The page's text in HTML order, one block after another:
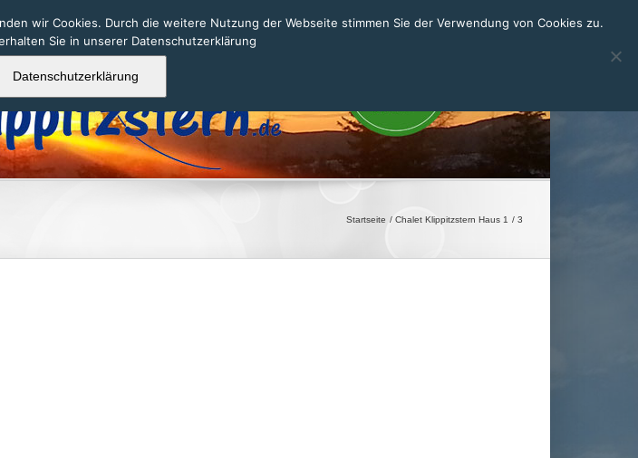
Startseite Chalet Klippitzstern Haus 1 3
wir Cookies. Durch die weitere Nutzung der Webseite stimmen Sie der Verwendung von Cookies zu.
Sie in unserer Datenschutzerklärung
Datenschutzerklärung